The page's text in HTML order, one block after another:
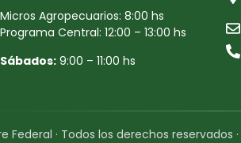
Micros Agropecuarios: 8:00 hs
Programa Central: 12:00 – 13:00 hs
Sábados: 9:00 – 11:00 hs
Federal · Todos los derechos reservados